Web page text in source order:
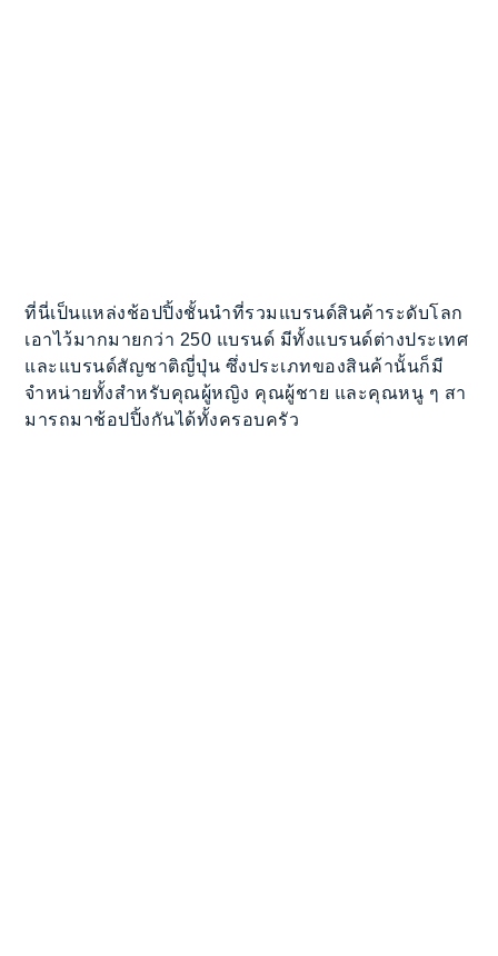
ที่นี่เป็นแหล่งช้อปปิ้งชั้นนำที่รวมแบรนด์สินค้าระดับโลก
เอาไว้มากมายกว่า 250 แบรนด์ มีทั้งแบรนด์ต่างประเทศ
และแบรนด์สัญชาติญี่ปุ่น ซึ่งประเภทของสินค้านั้นก็มี
จำหน่ายทั้งสำหรับคุณผู้หญิง คุณผู้ชาย และคุณหนู ๆ สา
มารถมาช้อปปิ้งกันได้ทั้งครอบครัว